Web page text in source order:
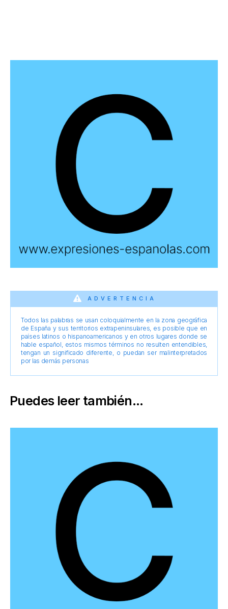
ADVERTENCIA
Todos las palabras se usan coloquialmente en la zona geográfica
de España y sus territorios extrapeninsulares, es posible que en
países latinos o hispanoamericanos y en otros lugares donde se
hable español, estos mismos términos no resulten entendibles,
tengan un significado diferente, o puedan ser malinterpretados
por las demás personas
Puedes leer también...